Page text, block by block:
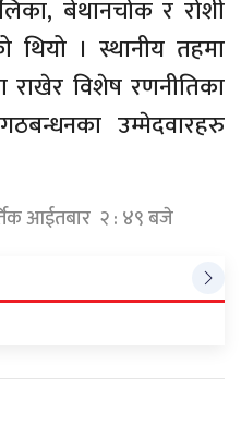
बेथानचोक र रोशी
थियो । स्थानीय तहमा
राखेर विशेष रणनीतिका
उम्मेदवारहरु
आईतबार २ : ४९ बजे